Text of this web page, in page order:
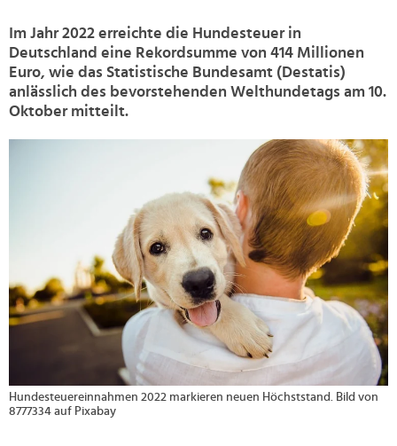
Im Jahr 2022 erreichte die Hundesteuer in
Deutschland eine Rekordsumme von 414 Millionen
Euro, wie das Statistische Bundesamt (Destatis)
anlässlich des bevorstehenden Welthundetags am 10.
Oktober mitteilt.
Hundesteuereinnahmen 2022 markieren neuen Höchststand. Bild von
8777334 auf Pixabay